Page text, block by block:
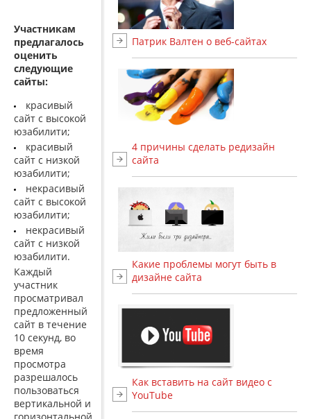
Участникам
предлагалось
оценить
следующие
сайты:
красивый
сайт с высокой
юзабилити;
красивый
сайт с низкой
юзабилити;
некрасивый
сайт с высокой
юзабилити;
некрасивый
сайт с низкой
юзабилити.
Каждый
участник
просматривал
предложенный
сайт в течение
10 секунд, во
время
просмотра
разрешалось
пользоваться
вертикальной и
Патрик Валтен о веб-сайтах
4 причины сделать редизайн
сайта
Какие проблемы могут быть в
дизайне сайта
Как вставить на сайт видео с
YouTube